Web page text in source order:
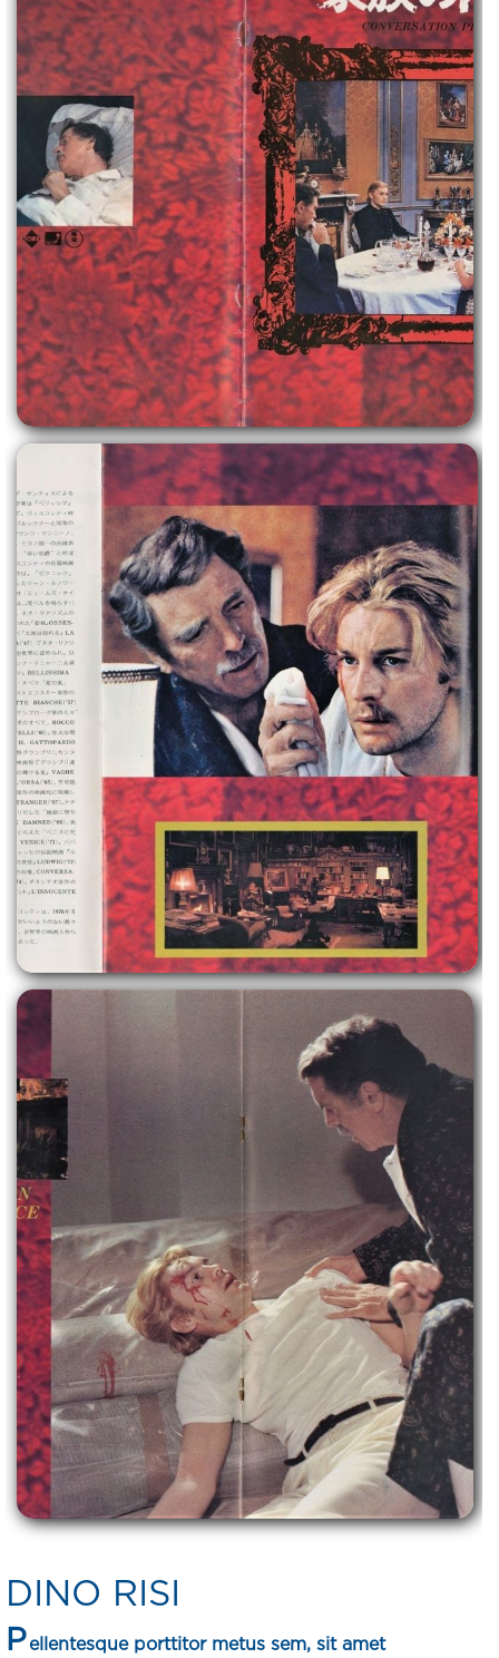
DINO RISI
Pellentesque porttitor metus sem, sit amet